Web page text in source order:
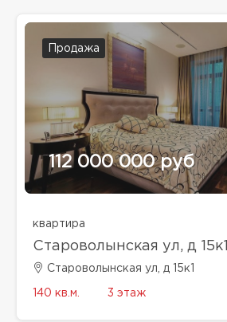
Продажа
112 000 000 руб
квартира
Староволынская ул, д 15к1
Староволынская ул, д 15к1
140 кв.м. 3 этаж